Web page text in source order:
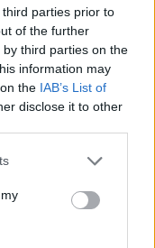
parties prior to
of the further
third parties on the
information may
the IAB’s List of
disclose it to other